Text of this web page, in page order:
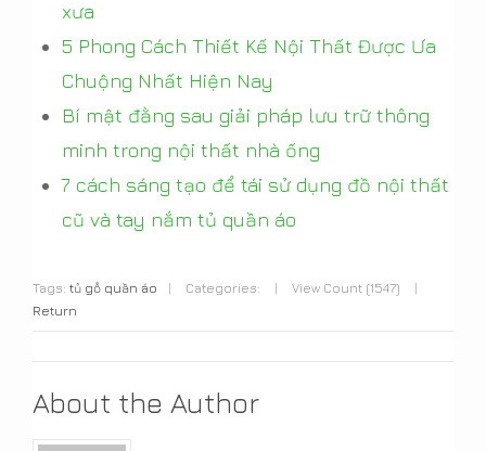
xưa
5 Phong Cách Thiết Kế Nội Thất Được Ưa
Chuộng Nhất Hiện Nay
Bí mật đằng sau giải pháp lưu trữ thông
minh trong nội thất nhà ống
7 cách sáng tạo để tái sử dụng đồ nội thất
cũ và tay nắm tủ quần áo
Tags: tủ gỗ quần áo | Categories: | View Count (1547)
|
Return
About the Author